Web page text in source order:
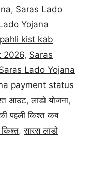
, Saras Lado
Yojana
kist kab
2026, Saras
Lado Yojana
payment status
आउट,लाडो योजना,
पहली किश्त कब
किश्त,सारस लाडो